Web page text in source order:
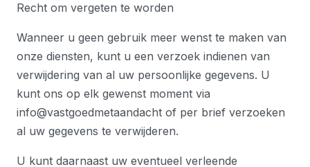
Recht om vergeten te worden
Wanneer u geen gebruik meer wenst te maken van
onze diensten, kunt u een verzoek indienen van
verwijdering van al uw persoonlijke gegevens. U
kunt ons op elk gewenst moment via
info@vastgoedmetaandacht of per brief verzoeken
al uw gegevens te verwijderen.
U kunt daarnaast uw eventueel verleende